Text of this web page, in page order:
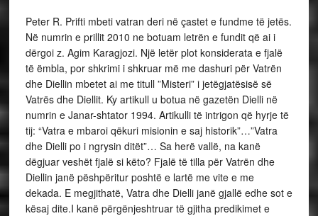
Peter R. Prifti mbeti vatran deri në çastet e fundme të jetës.
Në numrin e prillit 2010 ne botuam letrën e fundit që ai i
dërgoi z. Agim Karagjozi. Një letër plot konsiderata e fjalë
të ëmbla, por shkrimi i shkruar më me dashuri për Vatrën
dhe Diellin mbetet ai me titull ”Misteri” i jetëgjatësisë së
Vatrës dhe Diellit. Ky artikull u botua në gazetën Dielli në
numrin e Janar-shtator 1994. Artikulli të intrigon që hyrje të
tij: “Vatra e mbaroi qëkuri misionin e saj historik”…”Vatra
dhe Dielli po i ngrysin ditët”… Sa herë vallë, na kanë
dëgjuar veshët fjalë si këto? Fjalë të tilla për Vatrën dhe
Diellin janë pëshpëritur poshtë e lartë me vite e me
dekada. E megjithatë, Vatra dhe Dielli janë gjallë edhe sot e
kësaj dite.I kanë përgënjeshtruar të gjitha predikimet e